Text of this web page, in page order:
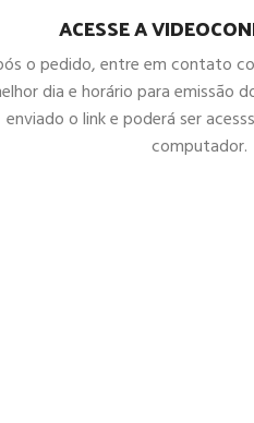
ACESSE A
o pedido, entre em contato
dia e horário para emissão
enviado o link e poderá ser
computador.